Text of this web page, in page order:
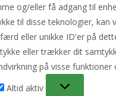
og/eller få adgang til
til disse teknologier, kan
eller unikke ID'er på
eller trækker dit
på visse funktioner
Altid aktiv